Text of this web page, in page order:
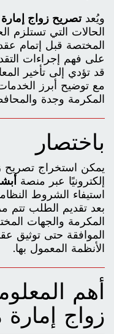
ويُعدتصريح زواج
الحالات التي تستلزم
المختصة قبل إتمام
على فهم إجراءات
قد تؤدي إلى تأخير
مع توضيح أبرز
المكرمة وجدة
باختصار
يمكن استخراج تصريح
إلكترونيًا عبر منصة
استيفاء الشروط
بعد تقديم الطلب تتم
المكرمة والجهات
الموافقة حتى توثيق
الأنظمة المعمول بها.
أهم
زواج